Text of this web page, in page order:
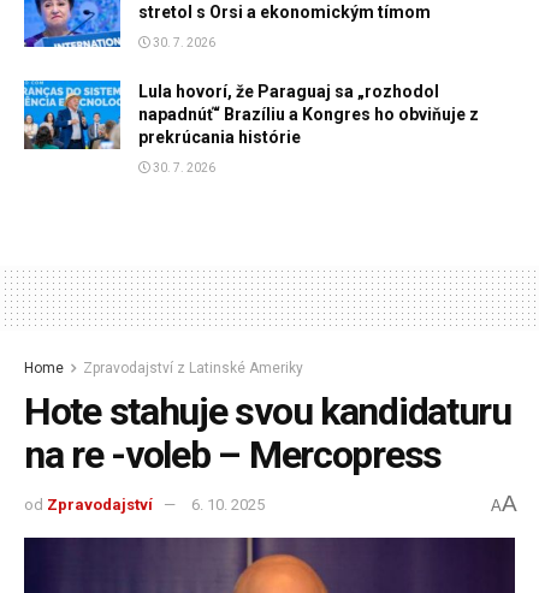
stretol s Orsi a ekonomickým tímom
30. 7. 2026
Lula hovorí, že Paraguaj sa „rozhodol
napadnúť“ Brazíliu a Kongres ho obviňuje z
prekrúcania histórie
30. 7. 2026
Home Zpravodajství z Latinské Ameriky
Hote stahuje svou kandidaturu
na re -voleb – Mercopress
od Zpravodajství 6. 10. 2025 AA